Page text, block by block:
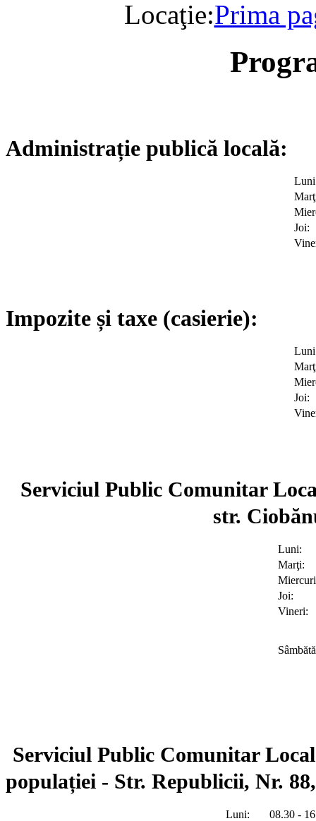
Locaţie:Prima
Administrație publică locală:
Joi:
Impozite și taxe (casierie):
Joi:
Serviciul Public Comunitar
str.
Luni:
Marţi:
Joi:
Vineri:
Serviciul Public Comunitar
populației - Str. Republicii, Nr.
Luni:
08.30 -